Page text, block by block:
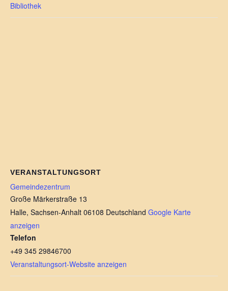
Bibliothek
VERANSTALTUNGSORT
Gemeindezentrum
Große Märkerstraße 13
Halle, Sachsen-Anhalt 06108 Deutschland Google Karte
anzeigen
Telefon
+49 345 29846700
Veranstaltungsort-Website anzeigen